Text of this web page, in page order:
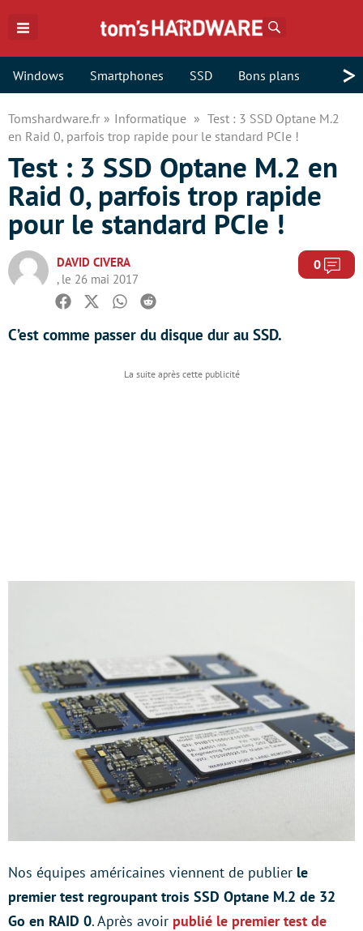
Windows Smartphones SSD Bons plans >
Tomshardware.fr Informatique
Test : 3 SSD Optane M.2
en Raid 0, parfois trop rapide pour le standard PCIe !
Test : 3 SSD Optane M.2 en
Raid 0, parfois trop rapide
pour le standard PCIe !
DAVID CIVERA
, le 26 mai 2017
0
Facebook
TwitterWhatsapp
Reddit
C’est comme passer du disque dur au SSD.
Nos équipes américaines viennent de publier le
premier test regroupant trois SSD Optane M.2 de 32
Go en RAID 0. Après avoir publié le premier test de